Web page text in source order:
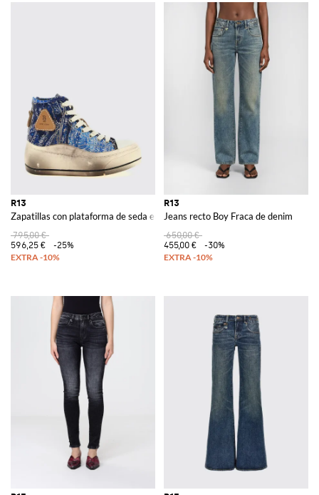
R13
Zapatillas con plataforma de seda estampada
795,00 €
596,25 €
-25%
R13
Jeans recto Boy Fraca de denim
650,00 €
455,00 €
-30%